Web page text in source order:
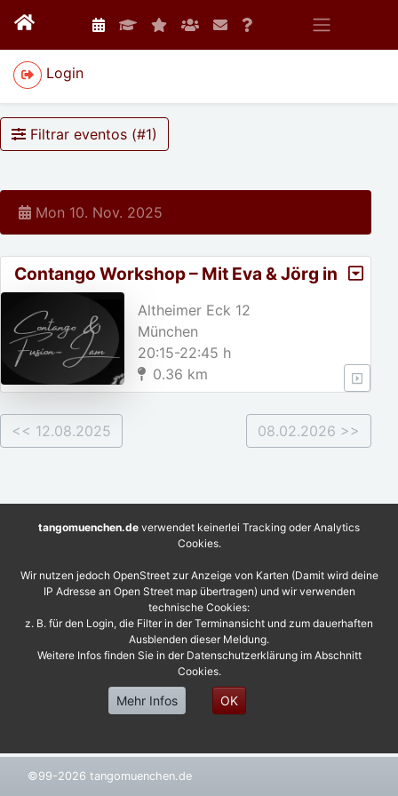
Login
Filtrar eventos (#1)
Mon 10. Nov. 2025
Contango Workshop – Mit Eva & Jörg in
die Verbindung tanzen
Altheimer Eck 12
München
20:15-22:45 h
0.36 km
<< 12.08.2025 08.02.2026 >>
©99-2026 tangomuenchen.de
tangomuenchen.de verwendet keinerlei Tracking oder Analytics
Cookies.
Wir nutzen jedoch OpenStreet zur Anzeige von Karten (Damit wird deine
IP Adresse an Open Street map übertragen) und wir verwenden
technische Cookies:
z. B. für den Login, die Filter in der Terminansicht und zum dauerhaften
Ausblenden dieser Meldung.
Weitere Infos finden Sie in der Datenschutzerklärung im Abschnitt
Cookies.
Mehr Infos OK